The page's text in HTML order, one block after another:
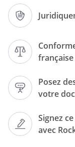
française
Posez
votre
Signez
avec